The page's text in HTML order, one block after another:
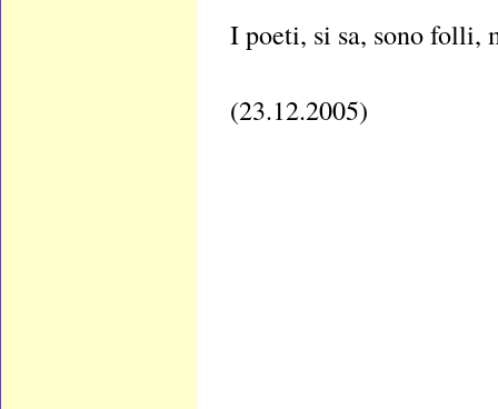
I poeti, si sa, sono folli,
(23.12.2005)